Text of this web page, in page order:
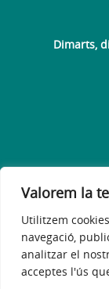
Valorem la
Utilitzem
navegació,
analitzar el
acceptes l'ús
Dimarts,
Avís legal